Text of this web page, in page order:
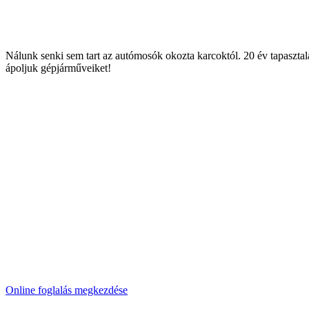
Nálunk senki sem tart az autómosók okozta karcoktól. 20 év
ápoljuk gépjárműveiket!
Online foglalás megkezdése